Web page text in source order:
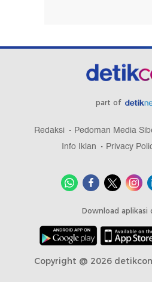
part of
Redaksi Pedoman Media
Info Iklan
Privacy
Download aplikasi
Copyright @ 2026